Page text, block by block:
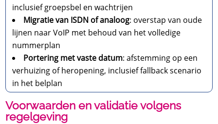
inclusief groepsbel en wachtrijen
Migratie van ISDN of analoog: overstap van oude
lijnen naar VoIP met behoud van het volledige
nummerplan
Portering met vaste datum: afstemming op een
verhuizing of heropening, inclusief fallback scenario
in het belplan
Voorwaarden en validatie volgens
regelgeving